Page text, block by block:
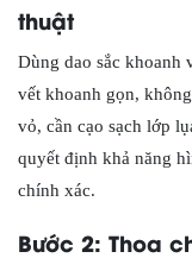
thuật
Dùng dao sắc khoanh
vết khoanh gọn,
vỏ, cần cạo sạch lớp
quyết định khả năng
chính xác.
Bước 2: Thoa